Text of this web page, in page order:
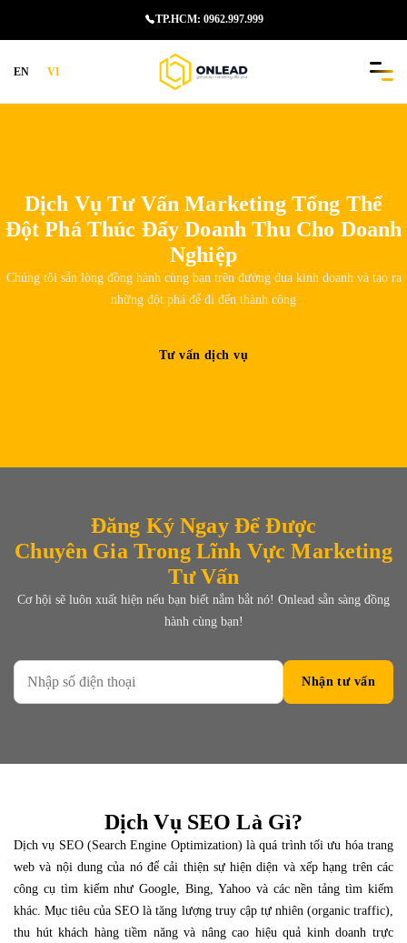
TP.HCM: 0962.997.999
EN VI
Dịch Vụ Tư Vấn Marketing Tổng Thể
Đột Phá Thúc Đẩy Doanh Thu Cho Doanh
Nghiệp
Chúng tôi sẵn lòng đồng hành cùng bạn trên đường đua kinh doanh và tạo ra
những đột phá để đi đến thành công
Tư vấn dịch vụ
Đăng Ký Ngay Để Được
Chuyên Gia Trong Lĩnh Vực Marketing
Tư Vấn
Cơ hội sẽ luôn xuất hiện nếu bạn biết nắm bắt nó! Onlead sẵn sàng đồng
hành cùng bạn!
Dịch Vụ SEO Là Gì?
Dịch vụ SEO (Search Engine Optimization) là quá trình tối ưu hóa trang
web và nội dung của nó để cải thiện sự hiện diện và xếp hạng trên các
công cụ tìm kiếm như Google, Bing, Yahoo và các nền tảng tìm kiếm
khác. Mục tiêu của SEO là tăng lượng truy cập tự nhiên (organic traffic),
thu hút khách hàng tiềm năng và nâng cao hiệu quả kinh doanh trực